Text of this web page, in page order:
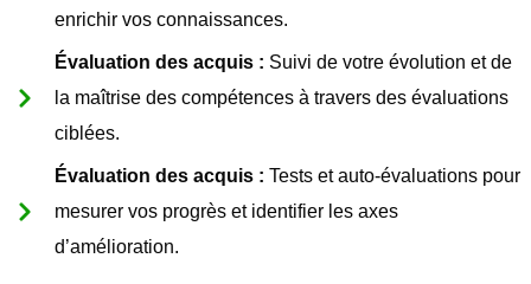
enrichir vos connaissances.
Évaluation des acquis : Suivi de votre évolution et de
la maîtrise des compétences à travers des évaluations
ciblées.
Évaluation des acquis : Tests et auto-évaluations pour
mesurer vos progrès et identifier les axes
d’amélioration.